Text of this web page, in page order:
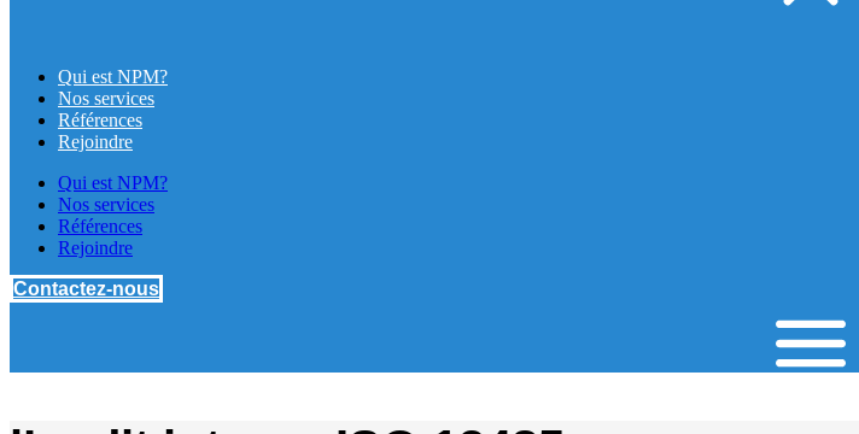
Qui est NPM?
Nos services
Références
Rejoindre
Qui est NPM?
Nos services
Références
Rejoindre
Contactez-nous